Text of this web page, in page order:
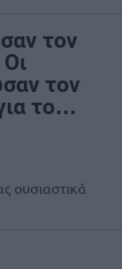
τον
τον
το…
ουσιαστικά